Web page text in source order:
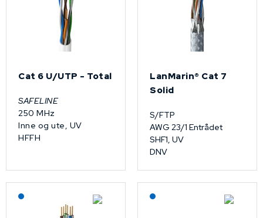
Cat 6 U/UTP - Total
SAFELINE
250 MHz
Inne og ute, UV
HFFH
LanMarin® Cat 7
Solid
S/FTP
AWG 23/1 Entrådet
SHF1, UV
DNV
Lagerført: NEK Kabel Lagerført: NEK Kabel